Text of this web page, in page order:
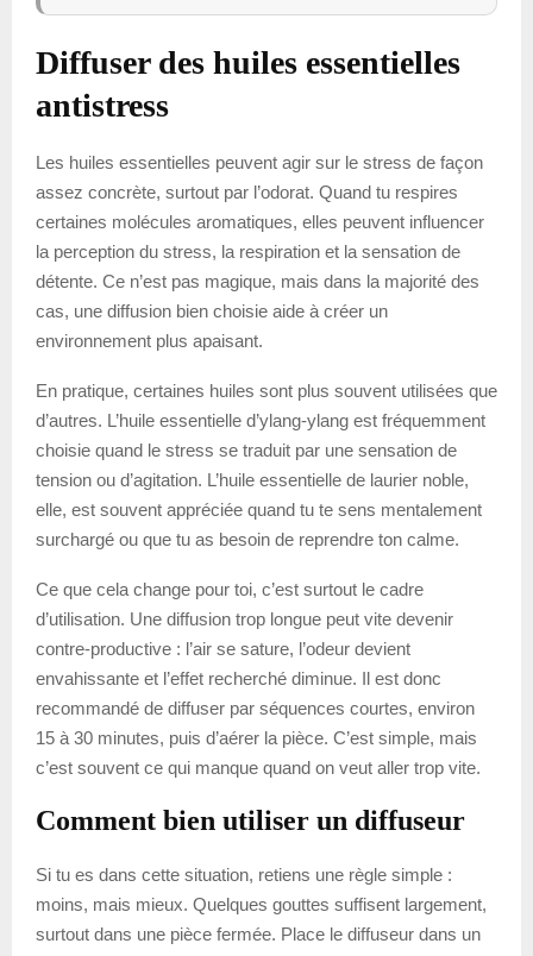
Diffuser des huiles essentielles
antistress
Les huiles essentielles peuvent agir sur le stress de façon
assez concrète, surtout par l’odorat. Quand tu respires
certaines molécules aromatiques, elles peuvent influencer
la perception du stress, la respiration et la sensation de
détente. Ce n’est pas magique, mais dans la majorité des
cas, une diffusion bien choisie aide à créer un
environnement plus apaisant.
En pratique, certaines huiles sont plus souvent utilisées que
d’autres. L’huile essentielle d’ylang-ylang est fréquemment
choisie quand le stress se traduit par une sensation de
tension ou d’agitation. L’huile essentielle de laurier noble,
elle, est souvent appréciée quand tu te sens mentalement
surchargé ou que tu as besoin de reprendre ton calme.
Ce que cela change pour toi, c’est surtout le cadre
d’utilisation. Une diffusion trop longue peut vite devenir
contre-productive : l’air se sature, l’odeur devient
envahissante et l’effet recherché diminue. Il est donc
recommandé de diffuser par séquences courtes, environ
15 à 30 minutes, puis d’aérer la pièce. C’est simple, mais
c’est souvent ce qui manque quand on veut aller trop vite.
Comment bien utiliser un diffuseur
Si tu es dans cette situation, retiens une règle simple :
moins, mais mieux. Quelques gouttes suffisent largement,
surtout dans une pièce fermée. Place le diffuseur dans un